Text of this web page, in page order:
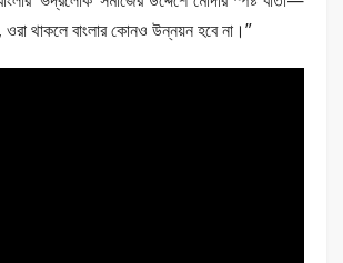
ওরা থাকলে বাংলার কোনও উন্নয়ন হবে না।”